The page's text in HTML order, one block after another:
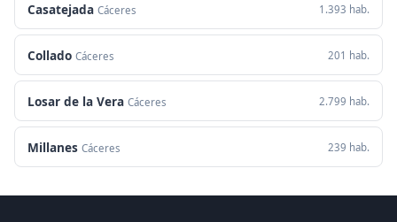
Casatejada Cáceres 1.393 hab.
Collado Cáceres 201 hab.
Losar de la Vera Cáceres 2.799 hab.
Millanes Cáceres 239 hab.